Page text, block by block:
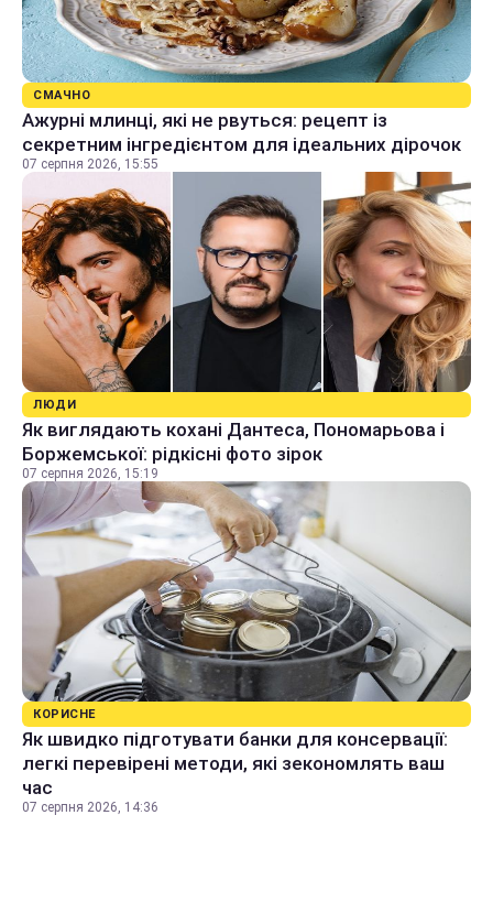
СМАЧНО
Ажурні млинці, які не рвуться: рецепт із
секретним інгредієнтом для ідеальних дірочок
07 серпня 2026, 15:55
ЛЮДИ
Як виглядають кохані Дантеса, Пономарьова і
Боржемської: рідкісні фото зірок
07 серпня 2026, 15:19
КОРИСНЕ
Як швидко підготувати банки для консервації:
легкі перевірені методи, які зекономлять ваш
час
07 серпня 2026, 14:36